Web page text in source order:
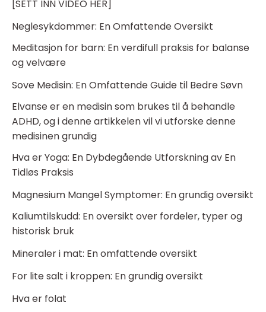
[SETT INN VIDEO HER]
Neglesykdommer: En Omfattende Oversikt
Meditasjon for barn: En verdifull praksis for balanse
og velvære
Sove Medisin: En Omfattende Guide til Bedre Søvn
Elvanse er en medisin som brukes til å behandle
ADHD, og i denne artikkelen vil vi utforske denne
medisinen grundig
Hva er Yoga: En Dybdegående Utforskning av En
Tidløs Praksis
Magnesium Mangel Symptomer: En grundig oversikt
Kaliumtilskudd: En oversikt over fordeler, typer og
historisk bruk
Mineraler i mat: En omfattende oversikt
For lite salt i kroppen: En grundig oversikt
Hva er folat